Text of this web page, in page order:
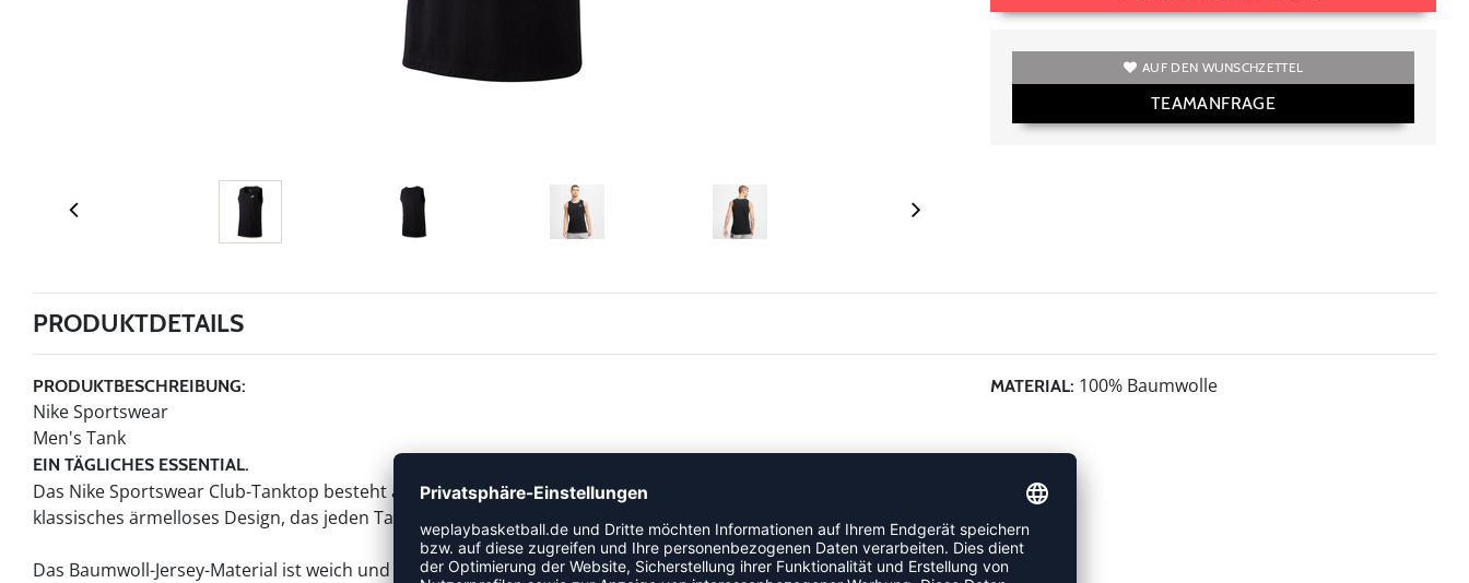
AUF DEN WUNSCHZETTEL
TEAMANFRAGE
PRODUKTDETAILS
PRODUKTBESCHREIBUNG:
Nike Sportswear
Men's Tank
EIN TÄGLICHES ESSENTIAL.
Das Nike Sportswear Club-Tanktop besteht aus weichem Jersey-Baumwollmaterial und besticht durch sein
klassisches ärmelloses Design, das jeden Tag für uneingeschränkte Bewegungsfreiheit sorgt.
Das Baumwoll-Jersey-Material ist weich und bequem.
MATERIAL: 100% Baumwolle